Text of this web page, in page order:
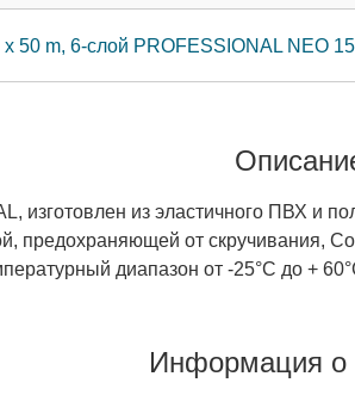
50 m, 6-слой PROFESSIONAL NEO
изготовлен из эластичного ПВХ и
предохраняющей от скручивания,
диапазон от -25°C до +
Информация о